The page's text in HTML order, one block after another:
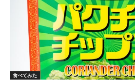
食べてみた